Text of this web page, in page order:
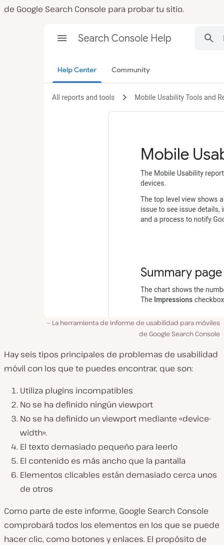
de Google Search Console para probar tu sitio.
La herramienta de informe de usabilidad para móviles
de Google Search Console
Hay seis tipos principales de problemas de usabilidad
móvil con los que te puedes encontrar, que son:
Utiliza plugins incompatibles
No se ha definido ningún viewport
No se ha definido un viewport mediante «device-
width».
El texto demasiado pequeño para leerlo
El contenido es más ancho que la pantalla
Elementos clicables están demasiado cerca unos
de otros
Como parte de este informe, Google Search Console
comprobará todos los elementos en los que se puede
hacer clic, como botones y enlaces. El propósito de